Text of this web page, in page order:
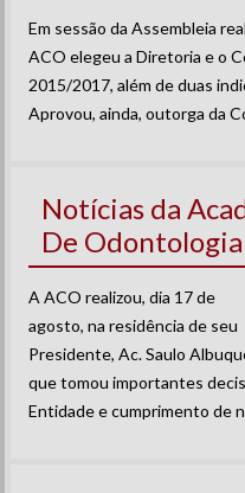
Em sessão da Assembleia
ACO elegeu a Diretoria e o
2015/2017, além de duas
Aprovou, ainda, outorga da
Notícias da
De Odontologia
A ACO realizou, dia 17 de
agosto, na residência de seu
Presidente, Ac. Saulo
que tomou importantes
Entidade e cumprimento de